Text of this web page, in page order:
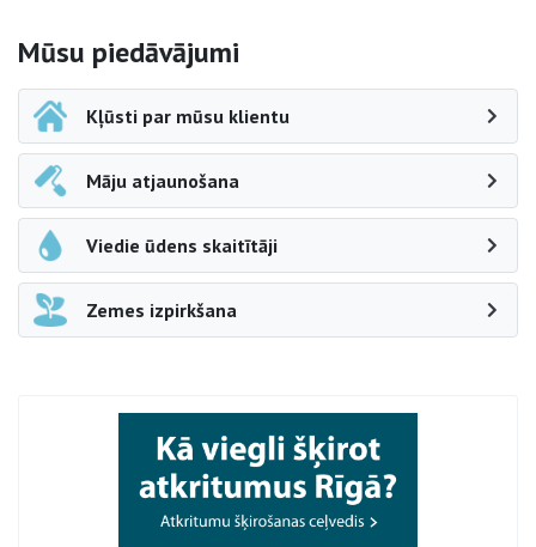
Sāna navigācija
Mūsu piedāvājumi
Kļūsti par mūsu klientu
Māju atjaunošana
Viedie ūdens skaitītāji
Zemes izpirkšana